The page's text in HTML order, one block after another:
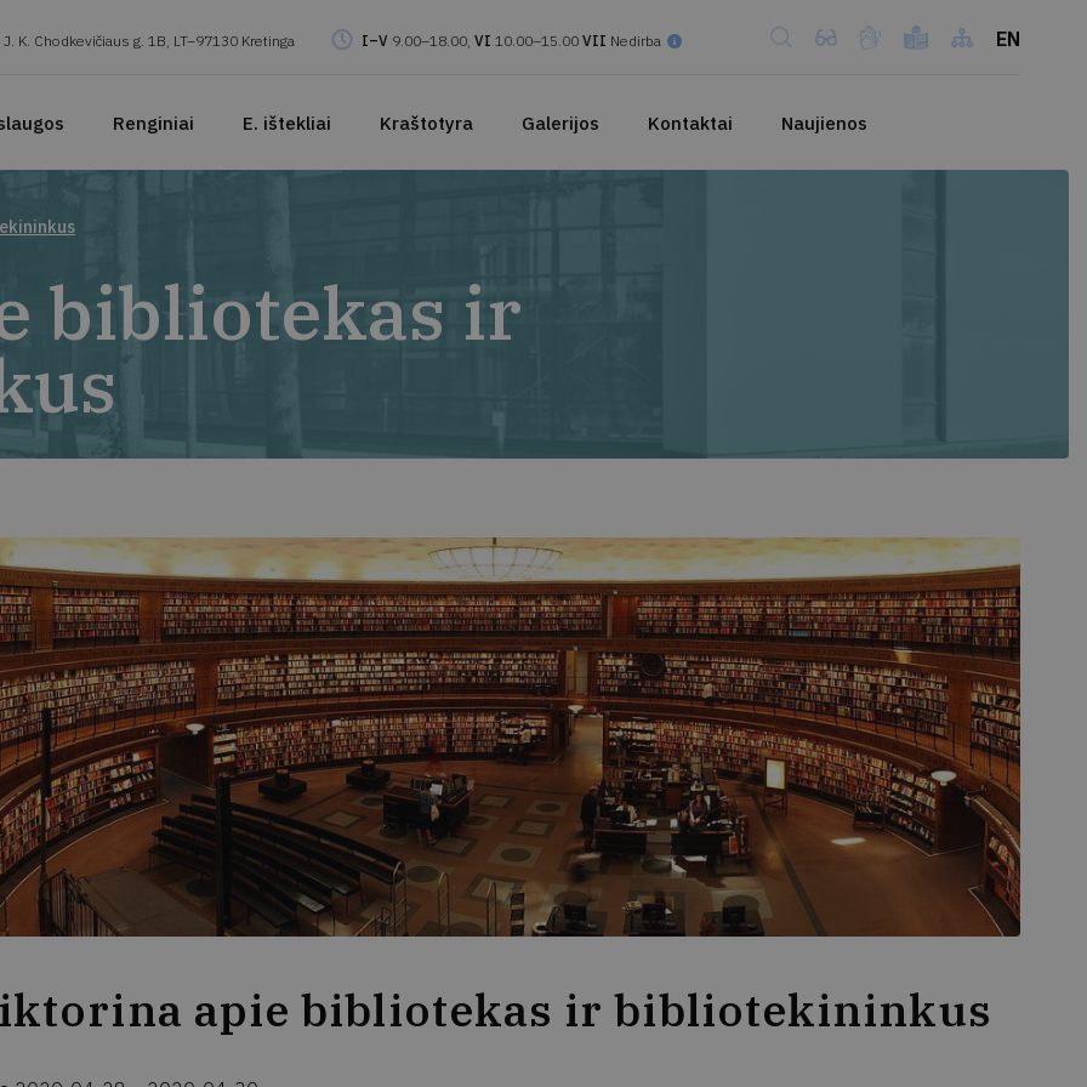
J. K. Chodkevičiaus g. 1B, LT–97130 Kretinga I–V 9.00–18.00, VI 10.00–15.00 VII Nedirba EN
Renginiai E. ištekliai Kraštotyra Galerijos Kontaktai Naujienos
bibliotekas ir
apie bibliotekas ir bibliotekininkus